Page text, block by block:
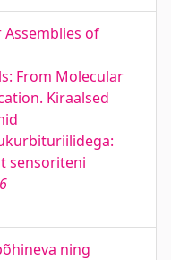
of
From Molecular
Kiraalsed
sensoriteni
ning